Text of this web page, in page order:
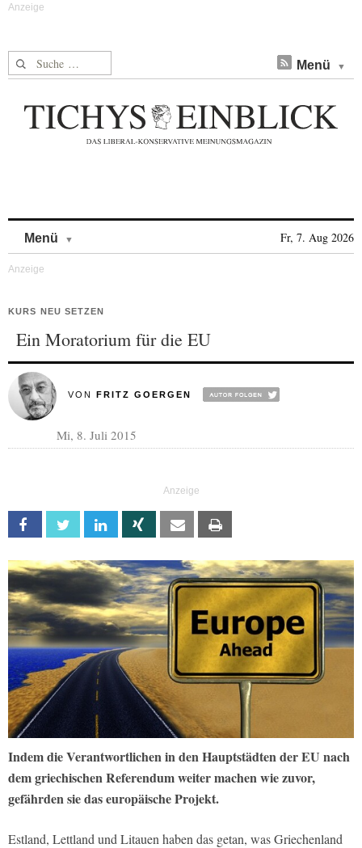
Suche nach: Menü
Menü Fr, 7. Aug 2026
KURS NEU SETZEN
Ein Moratorium für die EU
VON FRITZ GOERGEN
Mi, 8. Juli 2015
Facebook Twitter Linkedin Xing Email
Indem die Verantwortlichen in den Hauptstädten der EU nach
dem griechischen Referendum weiter machen wie zuvor,
gefährden sie das europäische Projekt.
Estland, Lettland und Litauen haben das getan, was Griechenland